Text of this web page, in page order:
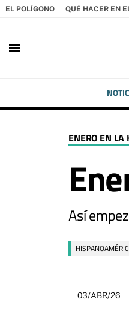
EL POLÍGONO QUÉ HACER EN
menu
ENERO EN
Así
03/ABR/26